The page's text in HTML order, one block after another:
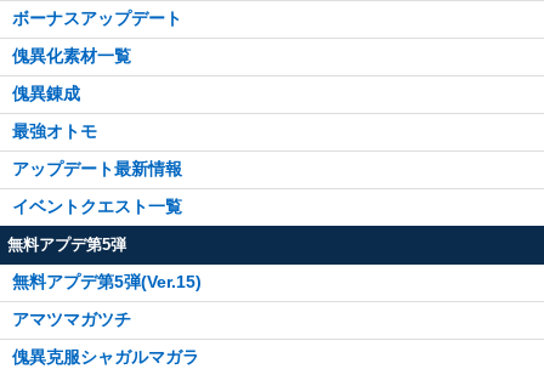
ボーナスアップデート
傀異化素材一覧
傀異錬成
最強オトモ
アップデート最新情報
イベントクエスト一覧
無料アプデ第5弾
無料アプデ第5弾(Ver.15)
アマツマガツチ
傀異克服シャガルマガラ